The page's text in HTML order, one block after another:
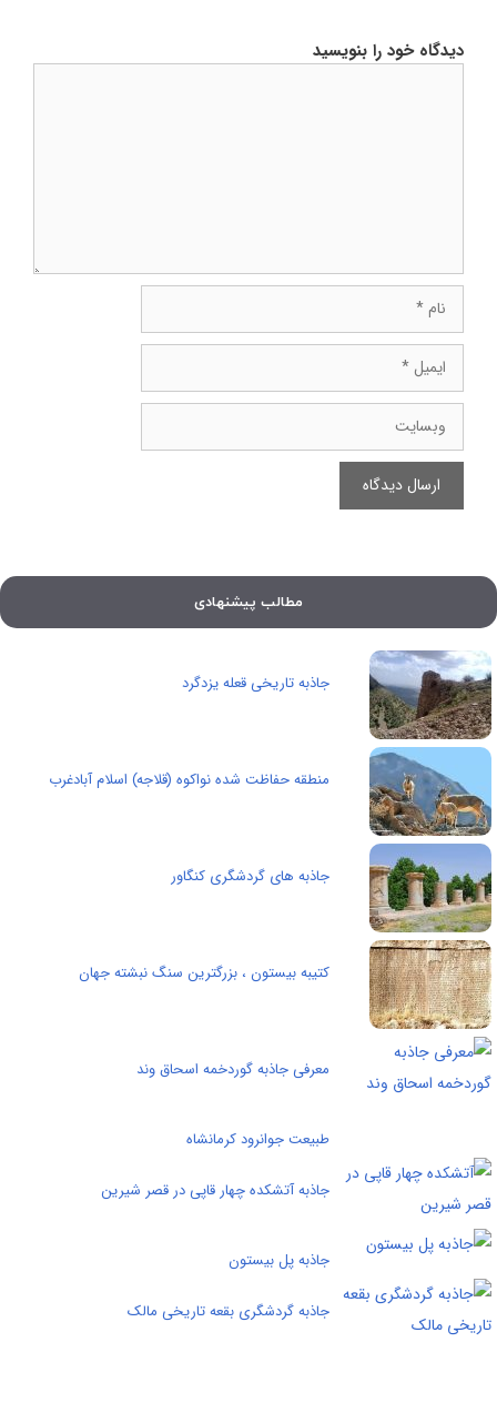
دیدگاه خود را بنویسید
ایمیل
وبسایت
مطالب پیشنهادی
جاذبه تاریخی قعله یزدگرد
منطقه حفاظت شده نواکوه (قلاجه) اسلام آبادغرب
جاذبه های گردشگری کنگاور
کتیبه بیستون ، بزرگترین سنگ‌ نبشته جهان
معرفی جاذبه گوردخمه اسحاق وند
طبیعت جوانرود کرمانشاه
جاذبه آتشکده چهار قاپی در قصر شیرین
جاذبه پل بیستون
جاذبه گردشگری بقعه تاریخی مالک